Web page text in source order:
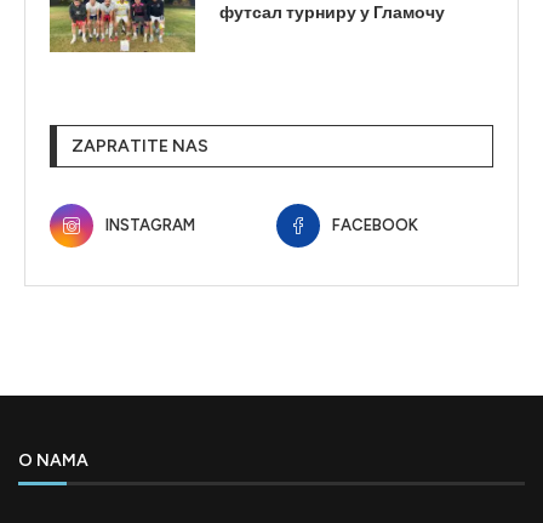
футсал турниру у Гламочу
ZAPRATITE NAS
INSTAGRAM FACEBOOK
O NAMA